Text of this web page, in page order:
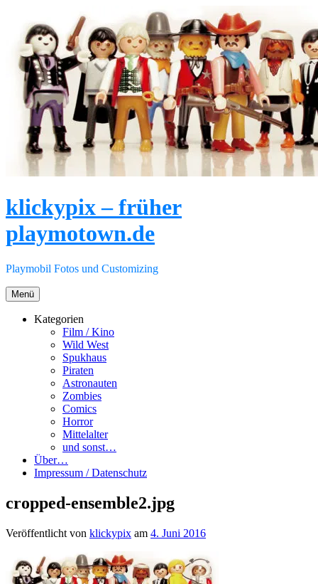
Inhalt
klickypix – früher
playmotown.de
Playmobil Fotos und Customizing
Menü
Kategorien
Film / Kino
Wild West
Spukhaus
Piraten
Astronauten
Zombies
Comics
Horror
Mittelalter
und sonst…
Über…
Impressum / Datenschutz
cropped-ensemble2.jpg
Veröffentlicht von klickypix am 4. Juni 2016